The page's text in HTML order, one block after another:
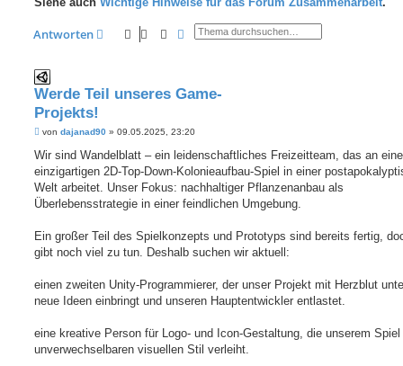
Antworten SucheErweiterte Suche
Werde Teil unseres Game-
Projekts!
B
i
r
a
g
von dajanad90 » 09.05.2025, 23:20
Wir sind Wandelblatt – ein leidenschaftliches Freizeitteam, das an
einzigartigen 2D-Top-Down-Kolonieaufbau-Spiel in einer
Welt arbeitet. Unser Fokus: nachhaltiger Pflanzenanbau als
Überlebensstrategie in einer feindlichen Umgebung.
Ein großer Teil des Spielkonzepts und Prototyps sind bereits fertig,
gibt noch viel zu tun. Deshalb suchen wir aktuell:
einen zweiten Unity-Programmierer, der unser Projekt mit Herzblut
neue Ideen einbringt und unseren Hauptentwickler entlastet.
eine kreative Person für Logo- und Icon-Gestaltung, die unserem Spiel
unverwechselbaren visuellen Stil verleiht.